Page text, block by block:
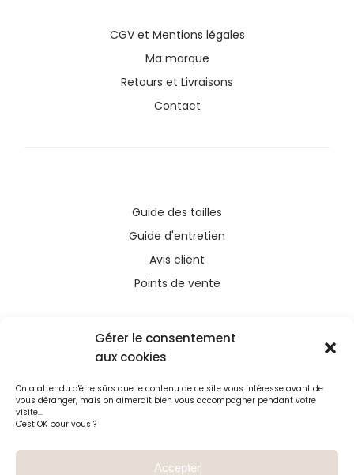
Gérer le consentement
aux cookies
On a attendu d'être sûrs que le contenu de ce site vous intéresse avant de
vous déranger, mais on aimerait bien vous accompagner pendant votre
visite...
C'est OK pour vous ?
Accepter
CGVet Mentions légales
Ma marque
Retours et Livraisons
Contact
Guide des tailles
Guide d'entretien
Avis client
Points de vente
UE), dans le cadre de la réponse de l’Union
européenne à la pandémie COVID-19. L’Europe
s’engage à La Réunion